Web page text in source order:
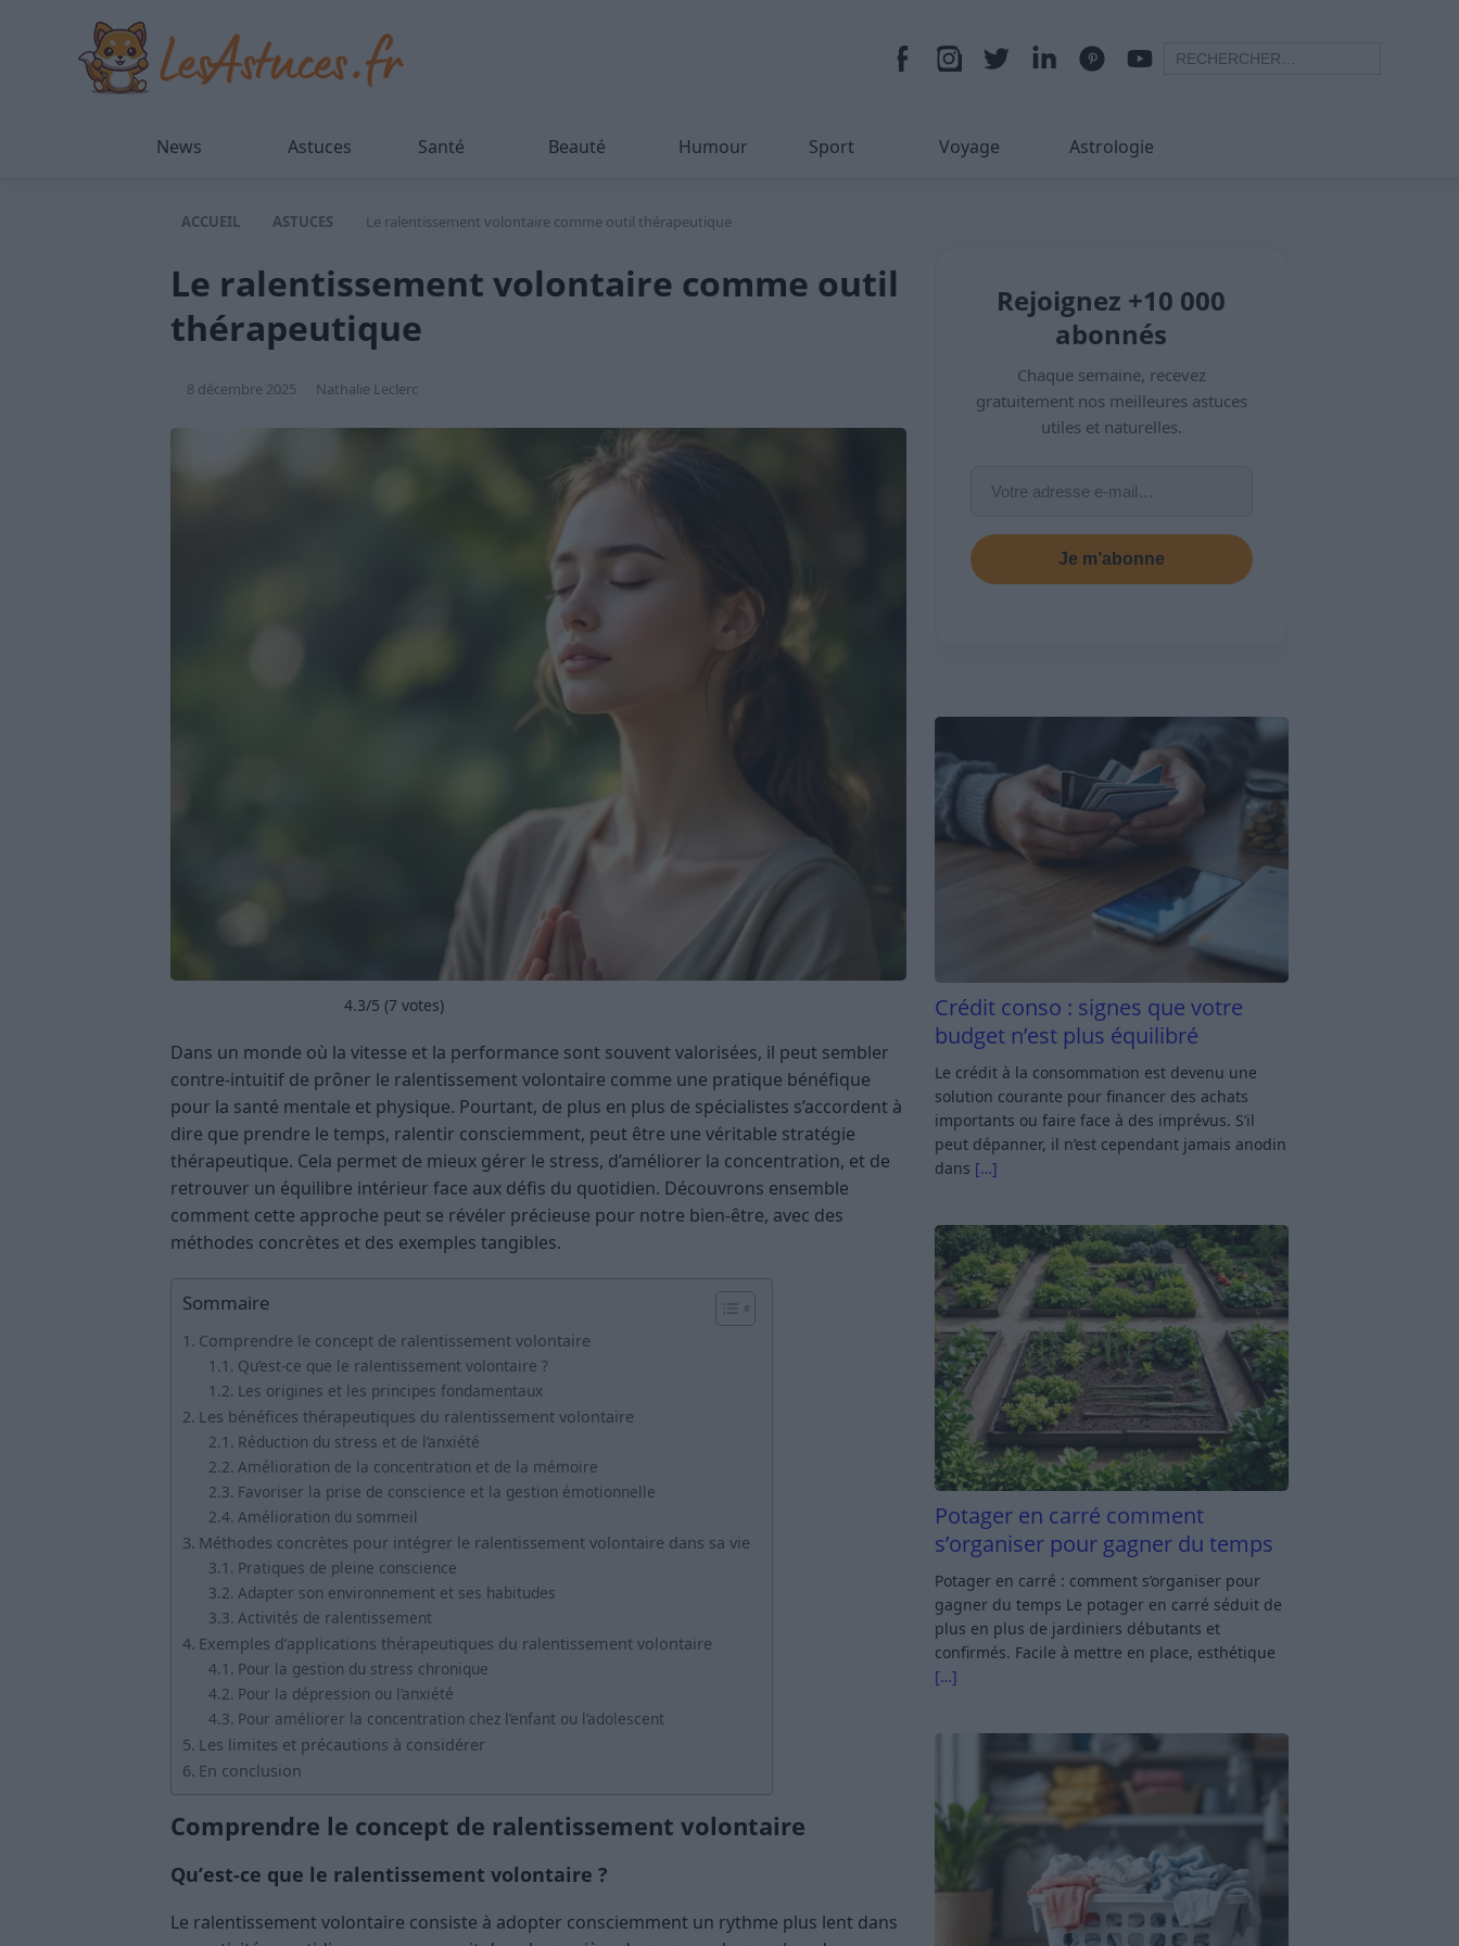
News Astuces Santé Beauté Humour Sport Voyage Astrologie
ACCUEIL ASTUCES Le ralentissement volontaire comme outil thérapeutique
Le ralentissement volontaire comme outil
thérapeutique
8 décembre 2025 Nathalie Leclerc
4.3/5 (7 votes)
Dans un monde où la vitesse et la performance sont souvent valorisées, il peut sembler
contre-intuitif de prôner le ralentissement volontaire comme une pratique bénéfique
pour la santé mentale et physique. Pourtant, de plus en plus de spécialistes s’accordent à
dire que prendre le temps, ralentir consciemment, peut être une véritable stratégie
thérapeutique. Cela permet de mieux gérer le stress, d’améliorer la concentration, et de
retrouver un équilibre intérieur face aux défis du quotidien. Découvrons ensemble
comment cette approche peut se révéler précieuse pour notre bien-être, avec des
méthodes concrètes et des exemples tangibles.
Sommaire
Comprendre le concept de ralentissement volontaire
Qu’est-ce que le ralentissement volontaire ?
Les origines et les principes fondamentaux
Les bénéfices thérapeutiques du ralentissement volontaire
Réduction du stress et de l’anxiété
Amélioration de la concentration et de la mémoire
Favoriser la prise de conscience et la gestion émotionnelle
Amélioration du sommeil
Méthodes concrètes pour intégrer le ralentissement volontaire dans sa vie
Pratiques de pleine conscience
Adapter son environnement et ses habitudes
Activités de ralentissement
Exemples d’applications thérapeutiques du ralentissement volontaire
Pour la gestion du stress chronique
Pour la dépression ou l’anxiété
Pour améliorer la concentration chez l’enfant ou l’adolescent
Les limites et précautions à considérer
En conclusion
Comprendre le concept de ralentissement volontaire
Qu’est-ce que le ralentissement volontaire ?
Le ralentissement volontaire consiste à adopter consciemment un rythme plus lent dans
Rejoignez +10 000
abonnés
Chaque semaine, recevez
gratuitement nos meilleures astuces
utiles et naturelles.
Je m’abonne
Crédit conso : signes que votre
budget n’est plus équilibré
Le crédit à la consommation est devenu une
solution courante pour financer des achats
importants ou faire face à des imprévus. S’il
peut dépanner, il n’est cependant jamais anodin
dans […]
Potager en carré comment
s’organiser pour gagner du temps
Potager en carré : comment s’organiser pour
gagner du temps Le potager en carré séduit de
plus en plus de jardiniers débutants et
confirmés. Facile à mettre en place, esthétique
[…]